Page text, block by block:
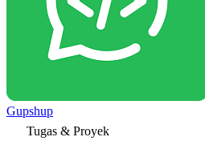
Gupshup
Tugas & Proyek